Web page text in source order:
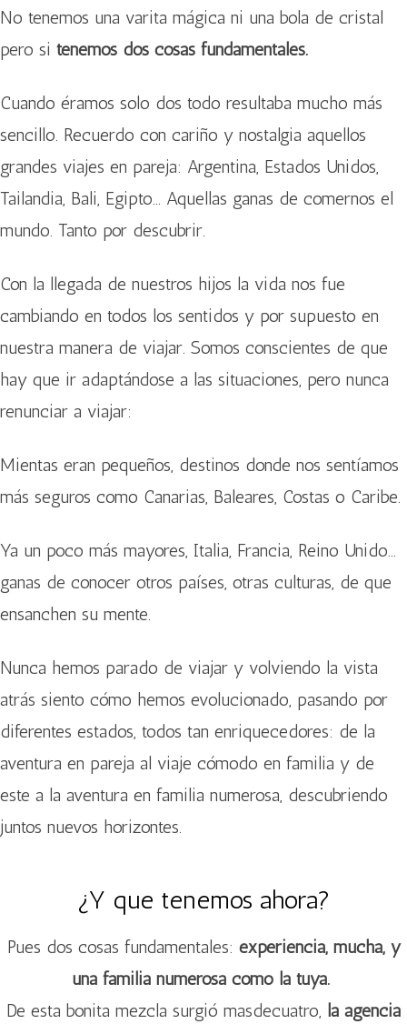
No tenemos una varita mágica ni una bola de cristal
pero si tenemos dos cosas fundamentales.
Cuando éramos solo dos todo resultaba mucho más
sencillo. Recuerdo con cariño y nostalgia aquellos
grandes viajes en pareja: Argentina, Estados Unidos,
Tailandia, Bali, Egipto… Aquellas ganas de comernos el
mundo. Tanto por descubrir.
Con la llegada de nuestros hijos la vida nos fue
cambiando en todos los sentidos y por supuesto en
nuestra manera de viajar. Somos conscientes de que
hay que ir adaptándose a las situaciones, pero nunca
renunciar a viajar:
Mientas eran pequeños, destinos donde nos sentíamos
más seguros como Canarias, Baleares, Costas o Caribe.
Ya un poco más mayores, Italia, Francia, Reino Unido…
ganas de conocer otros países, otras culturas, de que
ensanchen su mente.
Nunca hemos parado de viajar y volviendo la vista
atrás siento cómo hemos evolucionado, pasando por
diferentes estados, todos tan enriquecedores: de la
aventura en pareja al viaje cómodo en familia y de
este a la aventura en familia numerosa, descubriendo
juntos nuevos horizontes.
¿Y que tenemos ahora?
Pues dos cosas fundamentales: experiencia, mucha, y
una familia numerosa como la tuya.
De esta bonita mezcla surgió masdecuatro, la agencia